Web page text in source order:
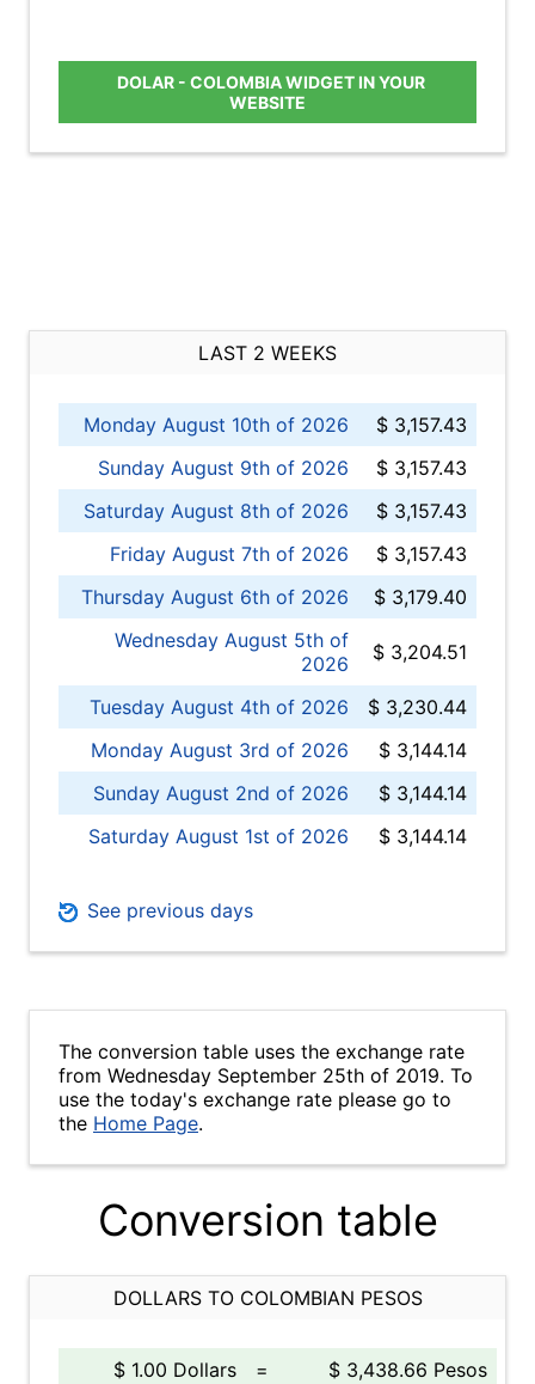
DOLAR - COLOMBIA WIDGET IN YOUR
WEBSITE
LAST 2 WEEKS
Monday August 10th of 2026
$ 3,157.43
Sunday August 9th of 2026
$ 3,157.43
Saturday August 8th of 2026
$ 3,157.43
Friday August 7th of 2026
$ 3,157.43
Thursday August 6th of 2026
$ 3,179.40
Wednesday August 5th of
2026
$ 3,204.51
Tuesday August 4th of 2026
$ 3,230.44
Monday August 3rd of 2026
$ 3,144.14
Sunday August 2nd of 2026
$ 3,144.14
Saturday August 1st of 2026
$ 3,144.14
See previous days
The conversion table uses the exchange rate
from Wednesday September 25th of 2019. To
use the today's exchange rate please go to
the Home Page.
Conversion table
DOLLARS TO COLOMBIAN PESOS
$ 1.00 Dollars =
$ 3,438.66 Pesos